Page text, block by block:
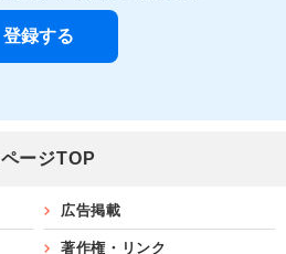
ページTOP
広告掲載
著作権・リンク